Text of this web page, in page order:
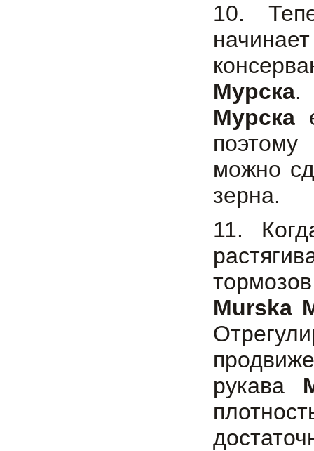
10.
Мурска.
Мурска
можно
зерна.
11.
Murska
рукава